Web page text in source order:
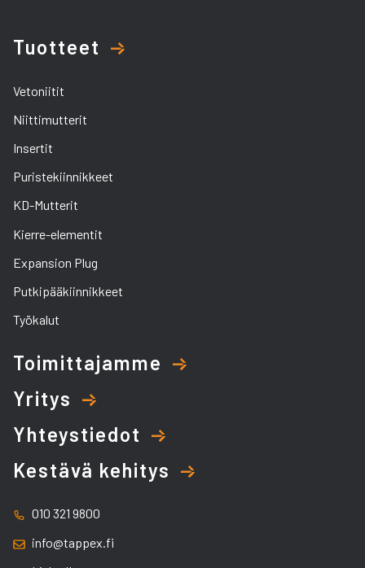
Tuotteet
Vetoniitit
Niittimutterit
Insertit
Puristekiinnikkeet
KD-Mutterit
Kierre-elementit
Expansion Plug
Putkipääkiinnikkeet
Työkalut
Toimittajamme
Yritys
Yhteystiedot
Kestävä kehitys
010 321 9800
info@tappex.fi